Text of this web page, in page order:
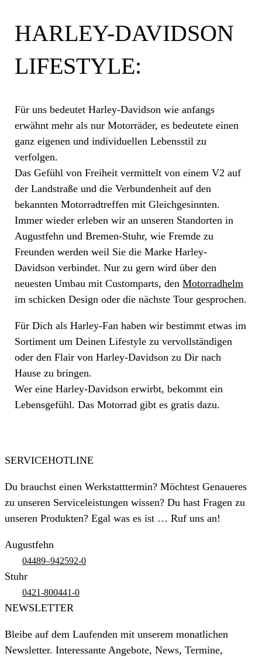
HARLEY-DAVIDSON
LIFESTYLE:
Für uns bedeutet Harley-Davidson wie anfangs
erwähnt mehr als nur Motorräder, es bedeutete einen
ganz eigenen und individuellen Lebensstil zu
verfolgen.
Das Gefühl von Freiheit vermittelt von einem V2 auf
der Landstraße und die Verbundenheit auf den
bekannten Motorradtreffen mit Gleichgesinnten.
Immer wieder erleben wir an unseren Standorten in
Augustfehn und Bremen-Stuhr, wie Fremde zu
Freunden werden weil Sie die Marke Harley-
Davidson verbindet. Nur zu gern wird über den
neuesten Umbau mit Customparts, denMotorradhelm
im schicken Design oder die nächste Tour gesprochen.
Für Dich als Harley-Fan haben wir bestimmt etwas im
Sortiment um Deinen Lifestyle zu vervollständigen
oder den Flair von Harley-Davidson zu Dir nach
Hause zu bringen.
Wer eine Harley-Davidson erwirbt, bekommt ein
Lebensgefühl. Das Motorrad gibt es gratis dazu.
SERVICEHOTLINE
Du brauchst einen Werkstatttermin? Möchtest Genaueres
zu unseren Serviceleistungen wissen? Du hast Fragen zu
unseren Produkten? Egal was es ist … Ruf uns an!
Augustfehn
04489–942592-0
Stuhr
0421-800441-0
NEWSLETTER
Bleibe auf dem Laufenden mit unserem monatlichen
Newsletter. Interessante Angebote, News, Termine,